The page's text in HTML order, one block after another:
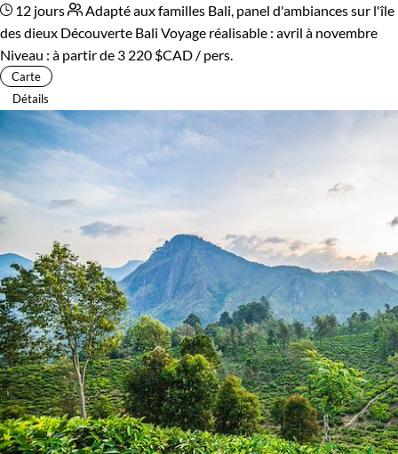
12 jours
Adapté aux familles Bali, panel d'ambiances sur l'île
des dieux Découverte Bali Voyage réalisable : avril à novembre
Niveau : à partir de 3 220 $CAD / pers.
Carte
Détails